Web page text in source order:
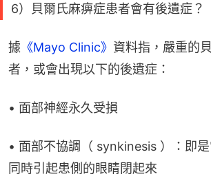
6）貝爾氏麻痹症患者會有後遺症？
據 《Mayo Clinic》 資料指，嚴重的
者，或會出現以下的後遺症：
• 面部神經永久受損
• 面部不協調（ synkinesis ）：即
同時引起患側的眼睛閉起來